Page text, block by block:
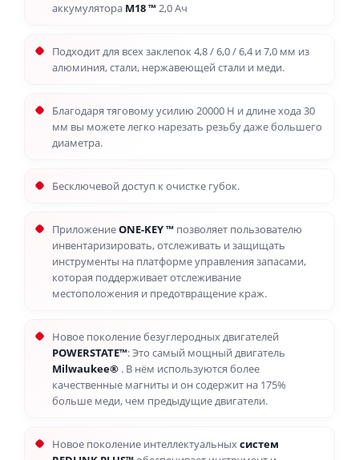
аккумулятора M18™2,0 Ач
Подходит для всех заклепок 4,8 / 6,0 / 6,4 и 7,0 мм из
алюминия, стали, нержавеющей стали и меди.
Благодаря тяговому усилию 20000 Н и длине хода 30
мм вы можете легко нарезать резьбу даже большего
диаметра.
Бесключевой доступ к очистке губок.
ПриложениеONE-KEY ™ позволяет пользователю
инвентаризировать, отслеживать и защищать
инструменты на платформе управления запасами,
которая поддерживает отслеживание
местоположения и предотвращение краж.
Новое поколение безуглеродных двигателей
POWERSTATE™: Это самый мощный двигатель
Milwaukee® . В нём используются более
качественные магниты и он содержит на 175%
больше меди, чем предыдущие двигатели.
Новое поколение интеллектуальныхсистем